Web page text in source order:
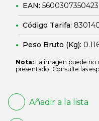
EAN: 5600307350423
Código Tarifa:
Peso Bruto (Kg):
Nota: La imagen puede no
presentado. Consulte las
Añadir a la lista